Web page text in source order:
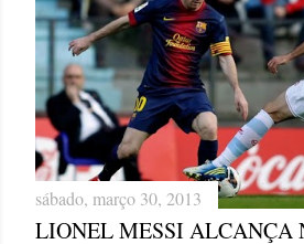
sábado, março 30, 2013
LIONEL MESSI ALCANÇA